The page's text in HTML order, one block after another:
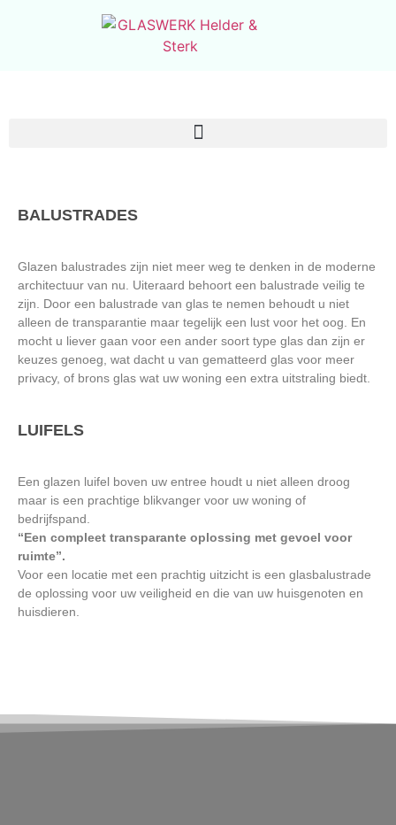
BALUSTRADES
Glazen balustrades zijn niet meer weg te denken in de moderne
architectuur van nu. Uiteraard behoort een balustrade veilig te
zijn. Door een balustrade van glas te nemen behoudt u niet
alleen de transparantie maar tegelijk een lust voor het oog. En
mocht u liever gaan voor een ander soort type glas dan zijn er
keuzes genoeg, wat dacht u van gematteerd glas voor meer
privacy, of brons glas wat uw woning een extra uitstraling biedt.
LUIFELS
Een glazen luifel boven uw entree houdt u niet alleen droog
maar is een prachtige blikvanger voor uw woning of
bedrijfspand.
“Een compleet transparante oplossing met gevoel voor
ruimte”.
Voor een locatie met een prachtig uitzicht is een glasbalustrade
de oplossing voor uw veiligheid en die van uw huisgenoten en
huisdieren.